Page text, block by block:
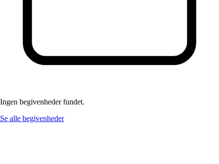
Ingen begivenheder fundet.
Se alle begivenheder